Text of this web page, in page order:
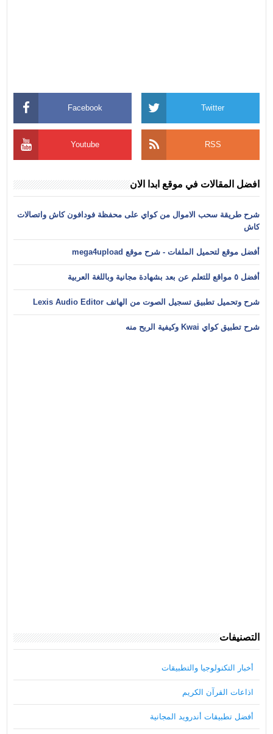
Facebook Twitter
Youtube RSS
افضل المقالات في موقع ابدا الان
شرح طريقة سحب الاموال من كواي على محفظة فودافون كاش واتصالات
كاش
أفضل موقع لتحميل الملفات - شرح موقع mega4upload
أفضل ٥ مواقع للتعلم عن بعد بشهادة مجانية وباللغة العربية
شرح وتحميل تطبيق تسجيل الصوت من الهاتف Lexis Audio Editor
شرح تطبيق كواي Kwai وكيفية الربح منه
التصنيفات
أخبار التكنولوجيا والتطبيقات
اذاعات القرآن الكريم
أفضل تطبيقات أندرويد المجانية